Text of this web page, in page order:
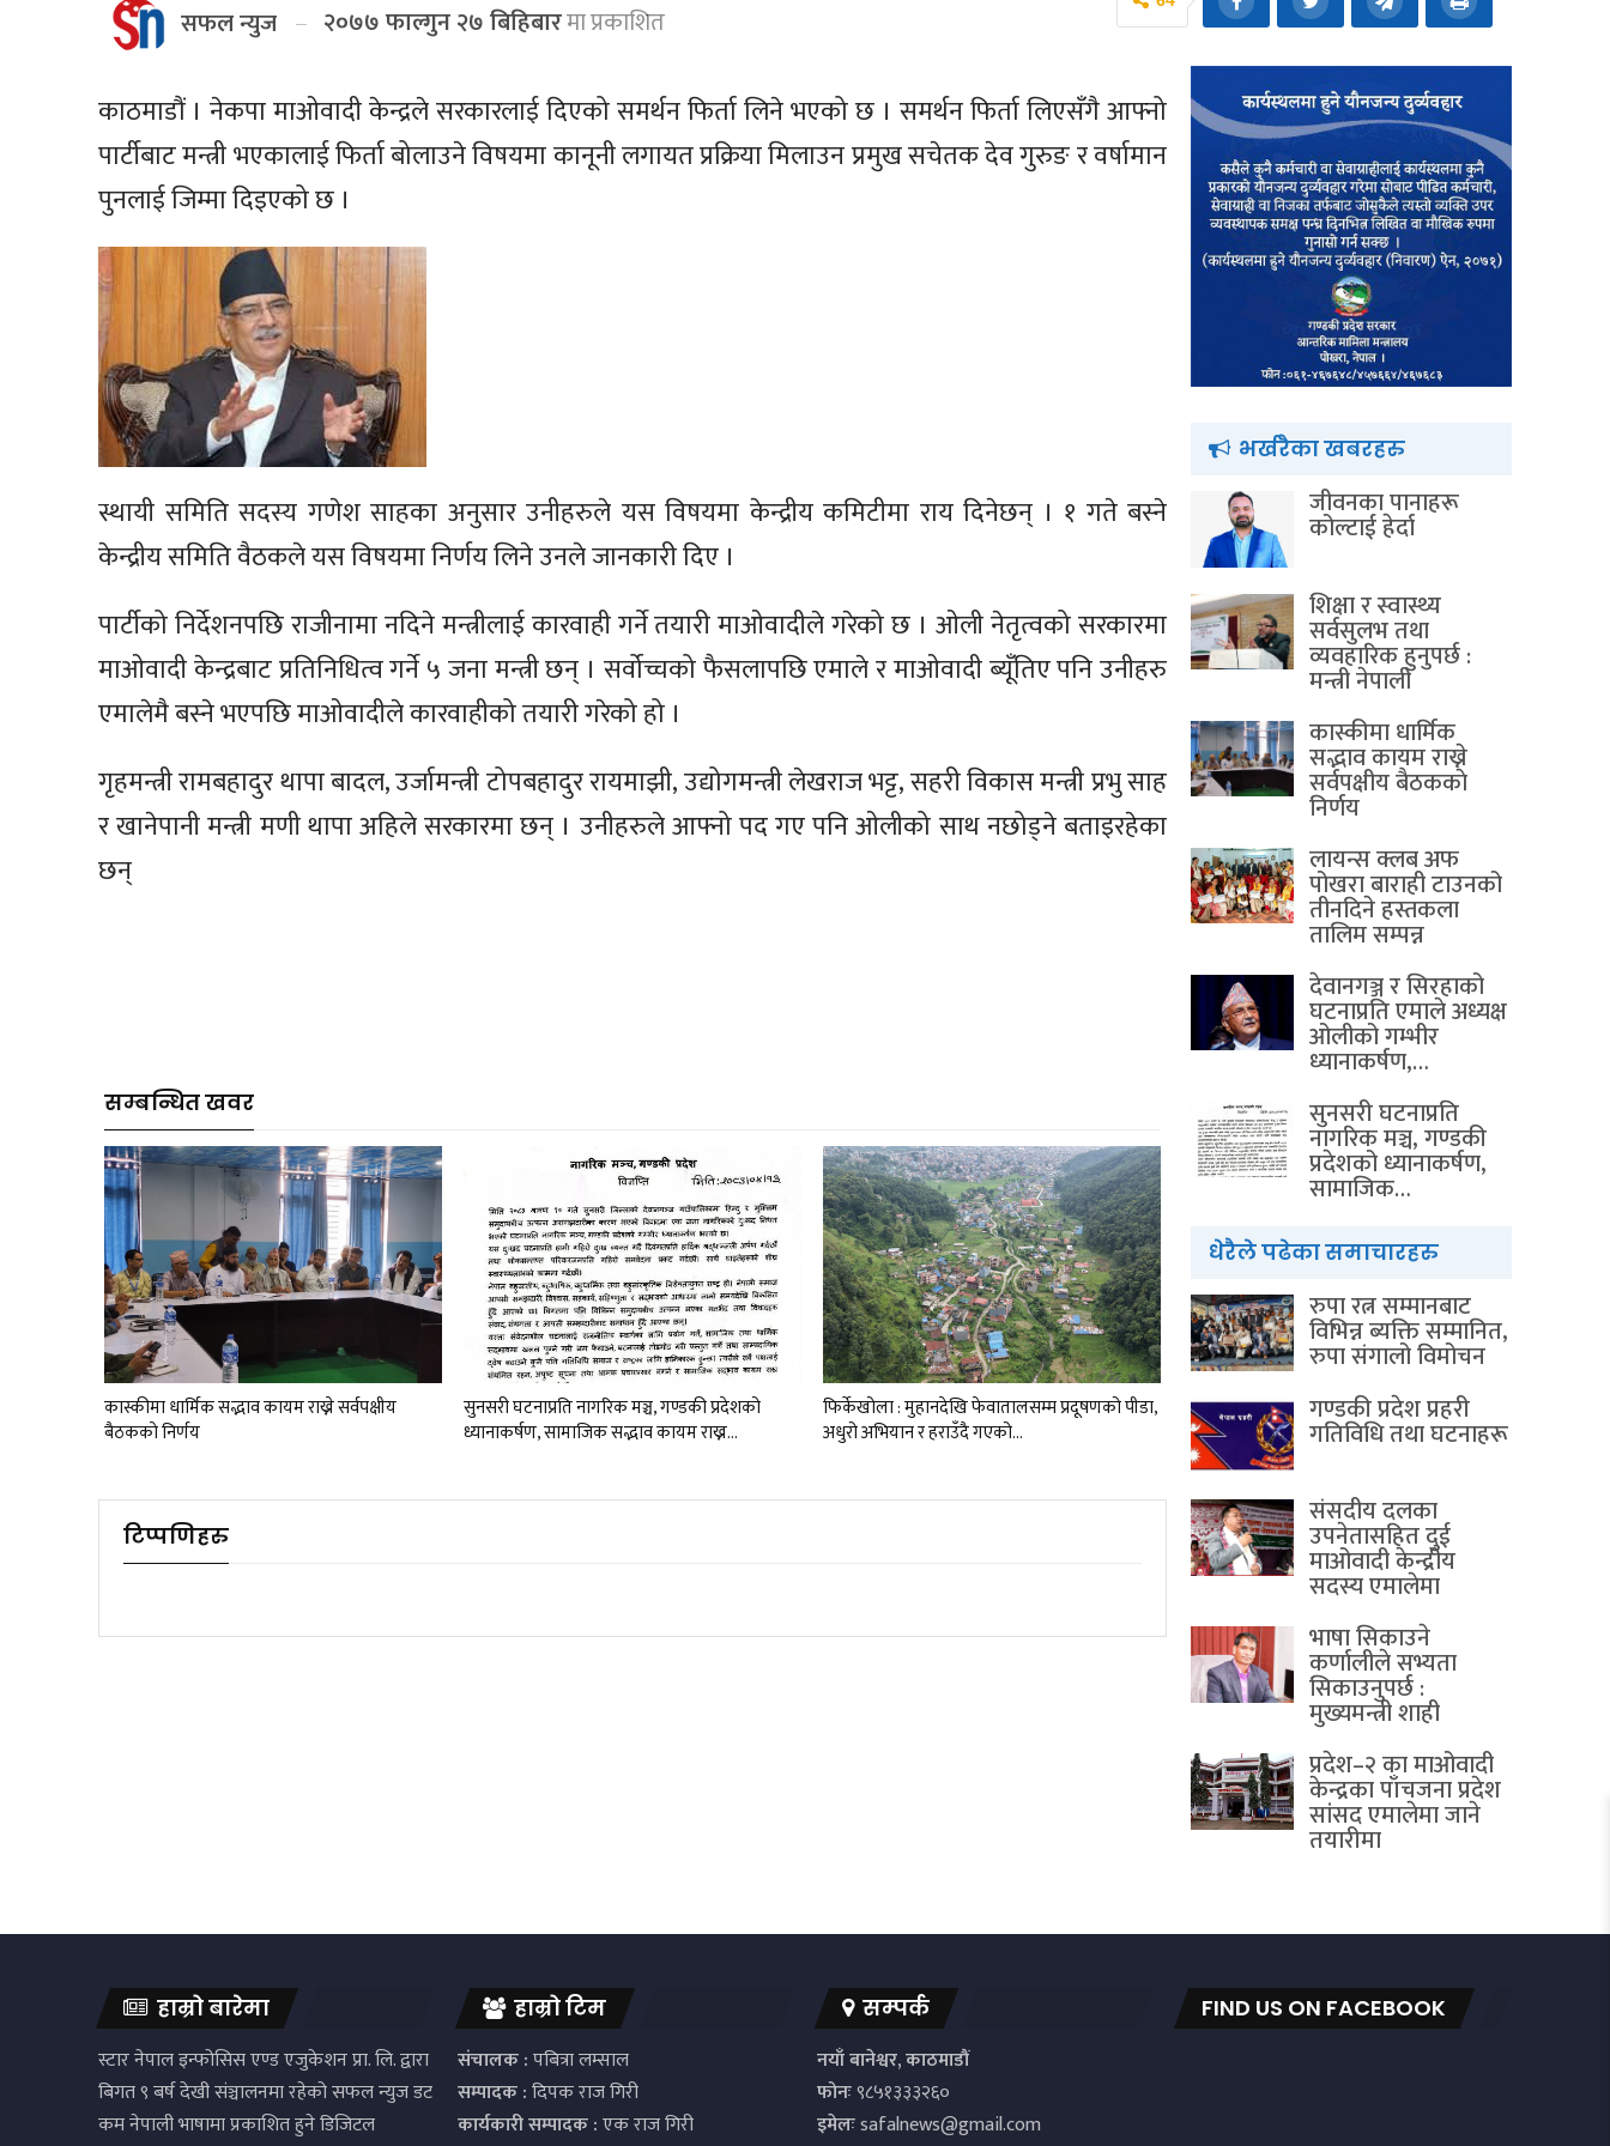
सफल न्युज २०७७ फाल्गुन २७ बिहिबारमा प्रकाशित
काठमाडौं । नेकपा माओवादी केन्द्रले सरकारलाई दिएको समर्थन फिर्ता लिने भएको छ । समर्थन फिर्ता लिएसँगै आफ्नो
पार्टीबाट मन्त्री भएकालाई फिर्ता बोलाउने विषयमा कानूनी लगायत प्रक्रिया मिलाउन प्रमुख सचेतक देव गुरुङ र वर्षामान
पुनलाई जिम्मा दिइएको छ ।
स्थायी समिति सदस्य गणेश साहका अनुसार उनीहरुले यस विषयमा केन्द्रीय कमिटीमा राय दिनेछन् । १ गते बस्ने
केन्द्रीय समिति वैठकले यस विषयमा निर्णय लिने उनले जानकारी दिए ।
पार्टीको निर्देशनपछि राजीनामा नदिने मन्त्रीलाई कारवाही गर्ने तयारी माओवादीले गरेको छ । ओली नेतृत्वको सरकारमा
माओवादी केन्द्रबाट प्रतिनिधित्व गर्ने ५ जना मन्त्री छन् । सर्वोच्चको फैसलापछि एमाले र माओवादी ब्यूँतिए पनि उनीहरु
एमालेमै बस्ने भएपछि माओवादीले कारवाहीको तयारी गरेको हो ।
गृहमन्त्री रामबहादुर थापा बादल, उर्जामन्त्री टोपबहादुर रायमाझी, उद्योगमन्त्री लेखराज भट्ट, सहरी विकास मन्त्री प्रभु साह
र खानेपानी मन्त्री मणी थापा अहिले सरकारमा छन् । उनीहरुले आफ्नो पद गए पनि ओलीको साथ नछोड्ने बताइरहेका
छन्
सम्बन्धित खवर
कास्कीमा धार्मिक सद्भाव कायम राख्ने सर्वपक्षीय
बैठककाे निर्णय
सुनसरी घटनाप्रति नागरिक मञ्च, गण्डकी प्रदेशको
ध्यानाकर्षण, सामाजिक सद्भाव कायम राख्न…
फिर्केखोला : मुहानदेखि फेवातालसम्म प्रदूषणको पीडा,
अधुरो अभियान र हराउँदै गएको…
टिप्पणिहरु
भर्खरैका खबरहरु
जीवनका पानाहरू
कोल्टाई हेर्दा
शिक्षा र स्वास्थ्य
सर्वसुलभ तथा
व्यवहारिक हुनुपर्छ :
मन्त्री नेपाली
कास्कीमा धार्मिक
सद्भाव कायम राख्ने
सर्वपक्षीय बैठककाे
निर्णय
लायन्स क्लब अफ
पोखरा बाराही टाउनको
तीनदिने हस्तकला
तालिम सम्पन्न
देवानगञ्ज र सिरहाको
घटनाप्रति एमाले अध्यक्ष
ओलीको गम्भीर
ध्यानाकर्षण,…
सुनसरी घटनाप्रति
नागरिक मञ्च, गण्डकी
प्रदेशको ध्यानाकर्षण,
सामाजिक…
धेरैले पढेका समाचारहरु
रुपा रत्न सम्मानबाट
विभिन्न ब्यक्ति सम्मानित,
रुपा संगालो विमोचन
गण्डकी प्रदेश प्रहरी
गतिविधि तथा घटनाहरू
संसदीय दलका
उपनेतासहित दुई
माओवादी केन्द्रीय
सदस्य एमालेमा
भाषा सिकाउने
कर्णालीले सभ्यता
सिकाउनुपर्छ :
मुख्यमन्त्री शाही
प्रदेश–२ का माओवादी
केन्द्रका पाँचजना प्रदेश
सांसद एमालेमा जाने
तयारीमा
हाम्रो बारेमा
स्टार नेपाल इन्फोसिस एण्ड एजुकेशन प्रा. लि. द्वारा
बिगत ९ बर्ष देखी संञ्चालनमा रहेको सफल न्युज डट
कम नेपाली भाषामा प्रकाशित हुने डिजिटल
हाम्रो टिम
संचालक :पबित्रा लम्साल
सम्पादक :दिपक राज गिरी
कार्यकारी सम्पादक :एक राज गिरी
सम्पर्क
नयाँ बानेश्वर, काठमाडौं
फोनः९८५१३३३२६०
इमेलःsafalnews@gmail.com
FIND US ON FACEBOOK